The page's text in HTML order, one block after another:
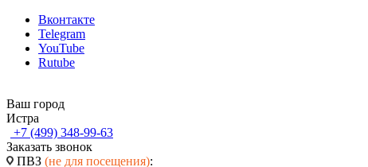
Вконтакте
Telegram
YouTube
Rutube
Ваш город
Истра
+7 (499) 348-99-63
Заказать звонок
ПВЗ (не для посещения):